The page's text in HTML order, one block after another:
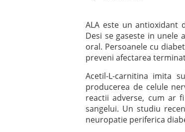
ALA este un antioxidant
Desi se gaseste in unele
oral. Persoanele cu
preveni afectarea
Acetil-L-carnitina imita
producerea de celule
reactii adverse, cum ar
sangelui. Un studiu
neuropatie periferica